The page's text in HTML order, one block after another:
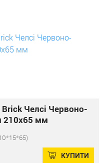
Челсі Червоно-
210x65 мм
КУПИТИ